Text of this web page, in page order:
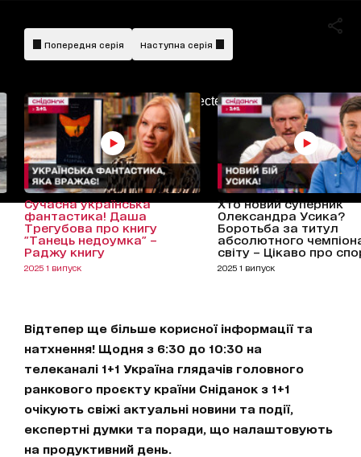
AdBlockDetected!
Попередня серія Наступна серія
Сучасна українська
фантастика! Даша
Трегубова про книгу
"Танець недоумка" –
Раджу книгу
2025 1 випуск
Хто новий суперник
Олександра Усика?
Боротьба за титул
абсолютного
світу – Цікаво про
2025 1 випуск
Відтепер ще більше корисної інформації та
натхнення! Щодня з 6:30 до 10:30 на
телеканалі 1+1 Україна глядачів головного
ранкового проєкту країни Сніданок з 1+1
очікують свіжі актуальні новини та події,
експертні думки та поради, що налаштовують
на продуктивний день.